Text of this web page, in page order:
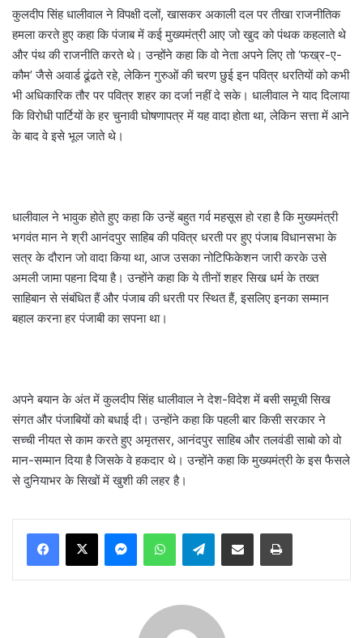
कुलदीप सिंह धालीवाल ने विपक्षी दलों, खासकर अकाली दल पर तीखा राजनीतिक
हमला करते हुए कहा कि पंजाब में कई मुख्यमंत्री आए जो खुद को पंथक कहलाते थे
और पंथ की राजनीति करते थे। उन्होंने कहा कि वो नेता अपने लिए तो ‘फख्र-ए-
कौम’ जैसे अवार्ड ढूंढते रहे, लेकिन गुरुओं की चरण छुई इन पवित्र धरतियों को कभी
भी अधिकारिक तौर पर पवित्र शहर का दर्जा नहीं दे सके। धालीवाल ने याद दिलाया
कि विरोधी पार्टियों के हर चुनावी घोषणापत्र में यह वादा होता था, लेकिन सत्ता में आने
के बाद वे इसे भूल जाते थे।
धालीवाल ने भावुक होते हुए कहा कि उन्हें बहुत गर्व महसूस हो रहा है कि मुख्यमंत्री
भगवंत मान ने श्री आनंदपुर साहिब की पवित्र धरती पर हुए पंजाब विधानसभा के
सत्र के दौरान जो वादा किया था, आज उसका नोटिफिकेशन जारी करके उसे
अमली जामा पहना दिया है। उन्होंने कहा कि ये तीनों शहर सिख धर्म के तख्त
साहिबान से संबंधित हैं और पंजाब की धरती पर स्थित हैं, इसलिए इनका सम्मान
बहाल करना हर पंजाबी का सपना था।
अपने बयान के अंत में कुलदीप सिंह धालीवाल ने देश-विदेश में बसी समूची सिख
संगत और पंजाबियों को बधाई दी। उन्होंने कहा कि पहली बार किसी सरकार ने
सच्ची नीयत से काम करते हुए अमृतसर, आनंदपुर साहिब और तलवंडी साबो को वो
मान-सम्मान दिया है जिसके वे हकदार थे। उन्होंने कहा कि मुख्यमंत्री के इस फैसले
से दुनियाभर के सिखों में खुशी की लहर है।
MessengerWhatsAppTelegramShare via Email Print